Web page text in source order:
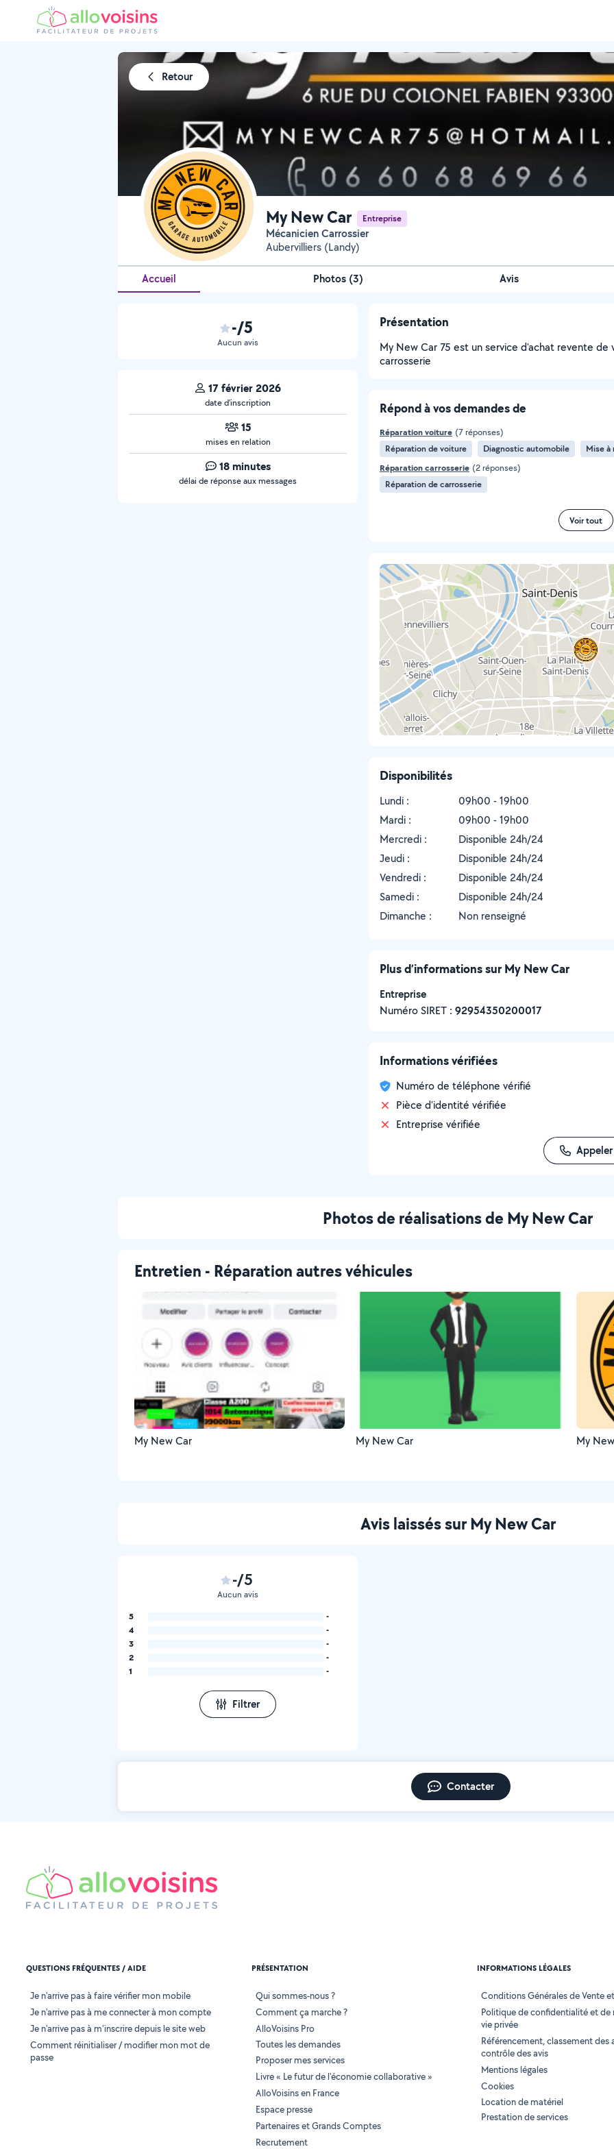
Retour
My New Car Entreprise
Mécanicien Carrossier
Aubervilliers (Landy)
Accueil Photos (3) Avis
-/5
Aucun avis
17 février 2026
date d’inscription
15
mises en relation
18 minutes
délai de réponse aux messages
Présentation
My New Car 75 est un service d'achat revente
carrosserie
Répond à vos demandes de
Réparation voiture (7 réponses)
Réparation de voiture
Diagnostic automobile
Mise à
Réparation carrosserie (2 réponses)
Réparation de carrosserie
Voir tout
Disponibilités
Lundi :
09h00 - 19h00
Mardi :
09h00 - 19h00
Mercredi :
Disponible 24h/24
Jeudi :
Disponible 24h/24
Vendredi :
Disponible 24h/24
Samedi :
Disponible 24h/24
Dimanche :
Non renseigné
Plus d’informations sur My New Car
Entreprise
Numéro SIRET : ‍92954350200017
Informations vérifiées
Numéro de téléphone vérifié
Pièce d'identité vérifiée
Entreprise vérifiée
Appeler
Photos de réalisations de My New Car
Entretien - Réparation autres véhicules
My New Car My New Car My
Avis laissés sur My New Car
-/5
Aucun avis
5
-
4
-
3
-
2
-
1
-
Filtrer
Contacter
QUESTIONS FRÉQUENTES / AIDE
Je n'arrive pas à faire vérifier mon mobile
Je n'arrive pas à me connecter à mon compte
Je n'arrive pas à m'inscrire depuis le site web
Comment réinitialiser / modifier mon mot de
passe
PRÉSENTATION
Qui sommes-nous ?
Comment ça marche ?
AlloVoisins Pro
Toutes les demandes
Proposer mes services
Livre « Le futur de l'économie collaborative »
AlloVoisins en France
Espace presse
Partenaires et Grands Comptes
Recrutement
INFORMATIONS LÉGALES
Conditions Générales de Vente
Politique de confidentialité et de
vie privée
Référencement, classement des
contrôle des avis
Mentions légales
Cookies
Location de matériel
Prestation de services